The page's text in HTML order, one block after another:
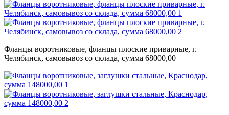
Фланцы воротниковые, фланцы плоские приварные, г.
Челябинск, самовывоз со склада, сумма 68000,00